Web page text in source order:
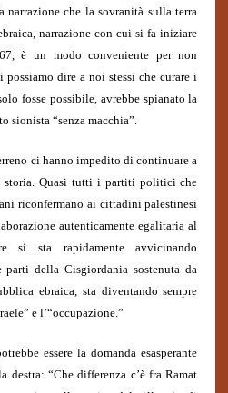
che la sovranità sulla terra
narrazione con cui si fa iniziare
è un modo conveniente per non
dire a noi stessi che curare i
fosse possibile, avrebbe spianato la
sionista “senza macchia”.
ci hanno impedito di continuare a
storia. Quasi tutti i partiti politici che
riconfermano ai cittadini palestinesi
autenticamente egalitaria al
si sta rapidamente avvicinando
parti della Cisgiordania sostenuta da
ebraica, sta diventando sempre
e l’“occupazione.”
essere la domanda esasperante
destra: “Che differenza c’è fra Ramat